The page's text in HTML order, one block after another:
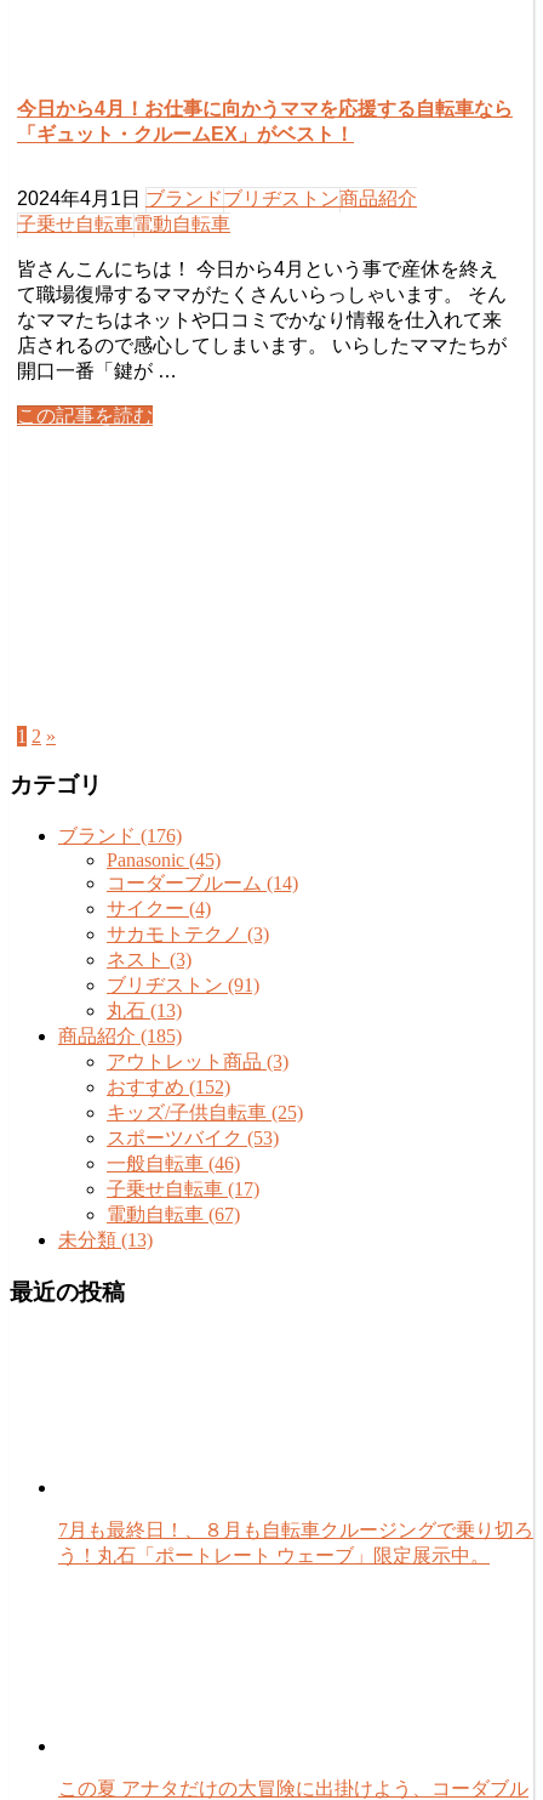
今日から4月！お仕事に向かうママを応援する自転車なら
「ギュット・クルームEX」がベスト！
2024年4月1日 ブランドブリヂストン商品紹介
子乗せ自転車電動自転車
皆さんこんにちは！ 今日から4月という事で産休を終え
て職場復帰するママがたくさんいらっしゃいます。 そん
なママたちはネットや口コミでかなり情報を仕入れて来
店されるので感心してしまいます。 いらしたママたちが
開口一番「鍵が …
この記事を読む
1 2 »
カテゴリ
ブランド (176)
Panasonic (45)
コーダーブルーム (14)
サイクー (4)
サカモトテクノ (3)
ネスト (3)
ブリヂストン (91)
丸石 (13)
商品紹介 (185)
アウトレット商品 (3)
おすすめ (152)
キッズ/子供自転車 (25)
スポーツバイク (53)
一般自転車 (46)
子乗せ自転車 (17)
電動自転車 (67)
未分類 (13)
最近の投稿
7月も最終日！、８月も自転車クルージングで乗り切ろ
う！丸石「ポートレート ウェーブ」限定展示中。
この夏 アナタだけの大冒険に出掛けよう、コーダブル